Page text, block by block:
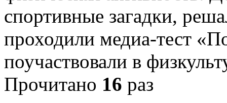
спортивные загадки,
проходили медиа-тест
поучаствовали в
Прочитано 16 раз